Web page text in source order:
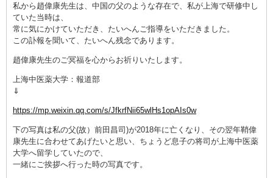
私から趙偉康先生は、中国の父のような存在で、私が上海で研修中し
ていた当時は、
常に気にかけていただき、たいへんご指導をいただきました。
この訃報を聞いて、たいへん残念であります。
趙偉康先生のご冥福を心からお祈りいたします。
上海中医薬大学：報道部
⇓
https://mp.weixin.qq.com/s/JfkrfNii65wlHs1opAIs0w
下の写真は私の父(故）前田昌司)が2018年に亡くなり、その翌年鞘偉
康先生に合わせてあげたいと思い、ちょうど息子の将司が上海中医薬
大学へ留学していたので、
一緒にご挨拶へ行った時の写真です。